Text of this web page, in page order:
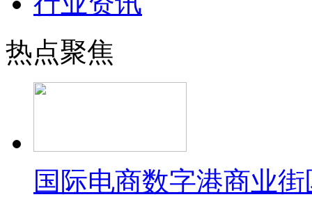
热点聚焦
国际电商数字港商业